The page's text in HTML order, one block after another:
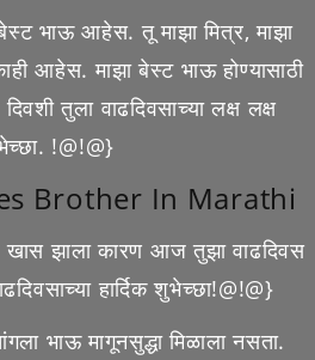
भाऊ आहेस. तू माझा मित्र, माझा
आहेस. माझा बेस्ट भाऊ होण्यासाठी
तुला वाढदिवसाच्या लक्ष लक्ष
!@!@}
Brother In Marathi
खास झाला कारण आज तुझा वाढदिवस
हार्दिक शुभेच्छा!@!@}
भाऊ मागूनसुद्धा मिळाला नसता.